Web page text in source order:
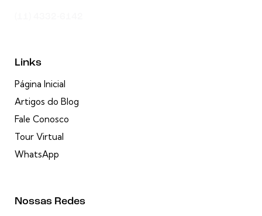
Links
Página Inicial
Artigos do Blog
Fale Conosco
Tour Virtual
WhatsApp
Nossas Redes